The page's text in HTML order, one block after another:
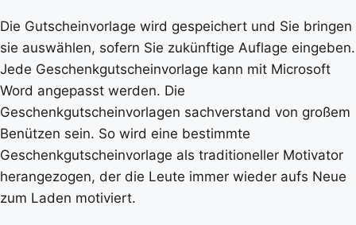
Die Gutscheinvorlage wird gespeichert und Sie bringen
sie auswählen, sofern Sie zukünftige Auflage eingeben.
Jede Geschenkgutscheinvorlage kann mit Microsoft
Word angepasst werden. Die
Geschenkgutscheinvorlagen sachverstand von großem
Benützen sein. So wird eine bestimmte
Geschenkgutscheinvorlage als traditioneller Motivator
herangezogen, der die Leute immer wieder aufs Neue
zum Laden motiviert.